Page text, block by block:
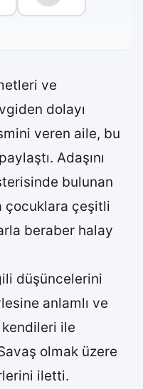
ve
dolayı
veren aile, bu
Adaşını
bulunan
çocuklara çeşitli
beraber halay
düşüncelerini
anlamlı ve
ile
olmak üzere
iletti.